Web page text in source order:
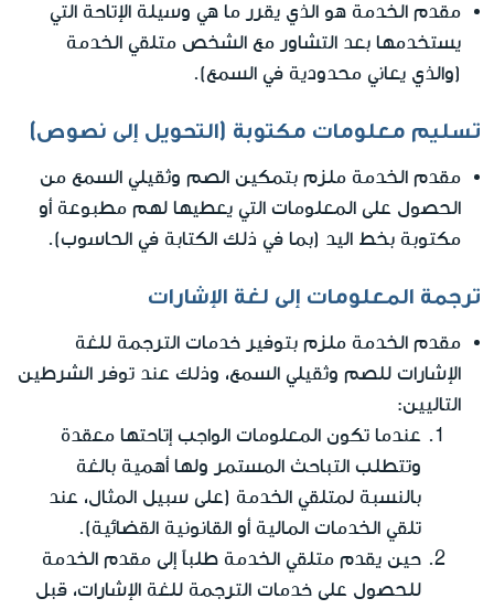
مقدم الخدمة هو الذي يقرر ما هي وسيلة الإتاحة التي
يستخدمها بعد التشاور مع الشخص متلقي الخدمة
(والذي يعاني محدودية في السمع).
تسليم معلومات مكتوبة (التحويل إلى نصوص)
مقدم الخدمة ملزم بتمكين الصم وثقيلي السمع من
الحصول على المعلومات التي يعطيها لهم مطبوعة أو
مكتوبة بخط اليد (بما في ذلك الكتابة في الحاسوب).
ترجمة المعلومات إلى لغة الإشارات
مقدم الخدمة ملزم بتوفير خدمات الترجمة للغة
الإشارات للصم وثقيلي السمع، وذلك عند توفر الشرطين
التاليين:
عندما تكون المعلومات الواجب إتاحتها معقدة
وتتطلب التباحث المستمر ولها أهمية بالغة
بالنسبة لمتلقي الخدمة (على سبيل المثال، عند
تلقي الخدمات المالية أو القانونية القضائية).
حين يقدم متلقي الخدمة طلباً إلى مقدم الخدمة
للحصول على خدمات الترجمة للغة الإشارات، قبل